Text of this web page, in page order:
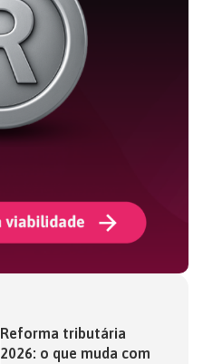
Reforma tributária
2026: o que muda com